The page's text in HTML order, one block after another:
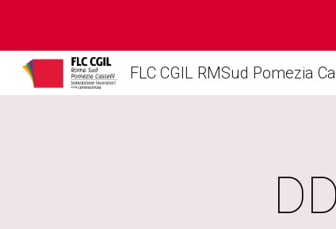
FLC CGIL RMSud Pomezia